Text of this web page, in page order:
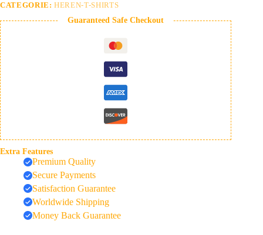
CATEGORIE:HEREN-T-SHIRTS
Guaranteed Safe Checkout
Extra Features
Premium Quality
Secure Payments
Satisfaction Guarantee
Worldwide Shipping
Money Back Guarantee